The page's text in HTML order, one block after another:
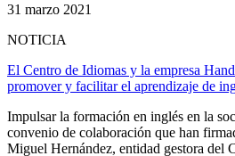
31 marzo 2021
NOTICIA
El Centro de Idiomas y la empresa
promover y facilitar el aprendizaje de
Impulsar la formación en inglés en la
convenio de colaboración que han
Miguel Hernández, entidad gestora del